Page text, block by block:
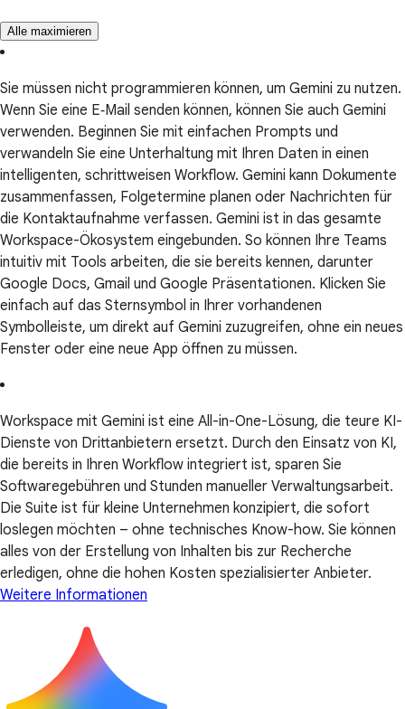
Alle maximieren
Sie müssen nicht programmieren können, um Gemini zu nutzen.
Wenn Sie eine E‑Mail senden können, können Sie auch Gemini
verwenden. Beginnen Sie mit einfachen Prompts und
verwandeln Sie eine Unterhaltung mit Ihren Daten in einen
intelligenten, schrittweisen Workflow. Gemini kann Dokumente
zusammenfassen, Folgetermine planen oder Nachrichten für
die Kontaktaufnahme verfassen. Gemini ist in das gesamte
Workspace-Ökosystem eingebunden. So können Ihre Teams
intuitiv mit Tools arbeiten, die sie bereits kennen, darunter
Google Docs, Gmail und Google Präsentationen. Klicken Sie
einfach auf das Sternsymbol in Ihrer vorhandenen
Symbolleiste, um direkt auf Gemini zuzugreifen, ohne ein neues
Fenster oder eine neue App öffnen zu müssen.
Workspace mit Gemini ist eine All-in-One-Lösung, die teure KI-
Dienste von Drittanbietern ersetzt. Durch den Einsatz von KI,
die bereits in Ihren Workflow integriert ist, sparen Sie
Softwaregebühren und Stunden manueller Verwaltungsarbeit.
Die Suite ist für kleine Unternehmen konzipiert, die sofort
loslegen möchten – ohne technisches Know-how. Sie können
alles von der Erstellung von Inhalten bis zur Recherche
erledigen, ohne die hohen Kosten spezialisierter Anbieter.
Weitere Informationen